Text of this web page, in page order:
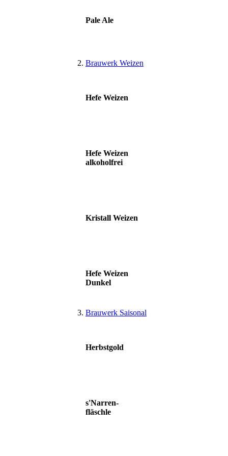
Pale Ale
Brauwerk Weizen
Hefe Weizen
Hefe Weizen
alkoholfrei
Kristall Weizen
Hefe Weizen
Dunkel
Brauwerk Saisonal
Herbstgold
s'Narren-
fläschle